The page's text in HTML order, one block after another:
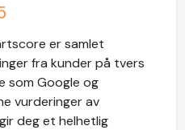
er samlet
fra kunder på tvers
som Google og
vurderinger av
deg et helhetlig